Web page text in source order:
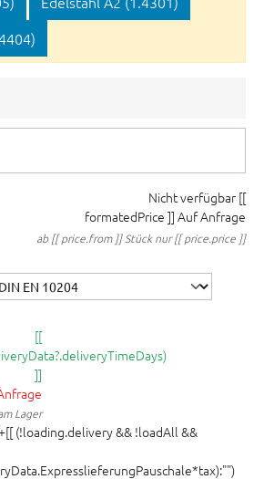
Nicht verfügbar [[
formatedPrice ]] Auf Anfrage
ab [[ price.from ]] Stück nur [[ price.price ]]
[[
]]
Lager
(!loading.delivery && !loadAll &&